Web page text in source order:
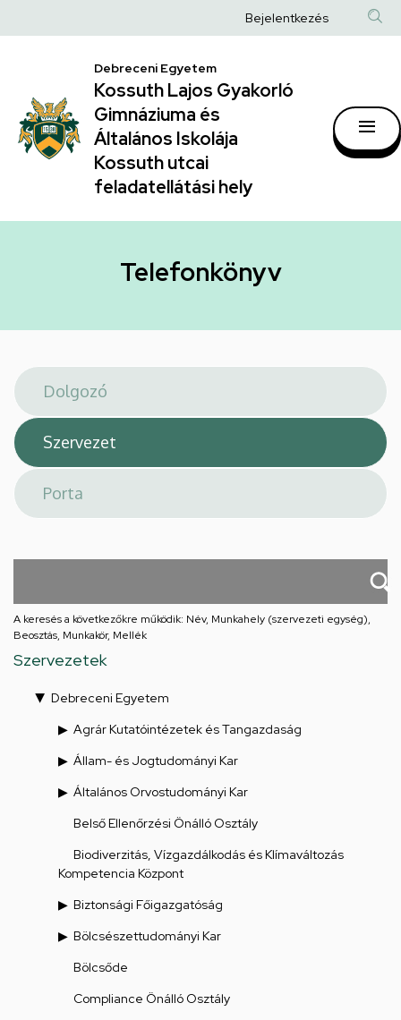
|
Kossuth
Lajos
Gyakorló
Gimnáziuma
Általános
hely
a
Anonim
fiók
Bejelentkezés
Debreceni Egyetem
Kossuth Lajos Gyakorló
Gimnáziuma és
Általános Iskolája
Kossuth utcai
feladatellátási hely
Telefonkönyv
A keresés a következőkre működik: Név, Munkahely (szervezeti egység),
Beosztás, Munkakör, Mellék
Szervezetek
Debreceni Egyetem
Agrár Kutatóintézetek és Tangazdaság
Állam- és Jogtudományi Kar
Általános Orvostudományi Kar
Belső Ellenőrzési Önálló Osztály
Biodiverzitás, Vízgazdálkodás és Klímaváltozás
Kompetencia Központ
Biztonsági Főigazgatóság
Bölcsészettudományi Kar
Bölcsőde
Compliance Önálló Osztály